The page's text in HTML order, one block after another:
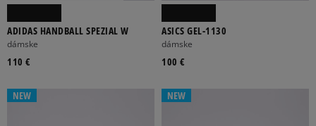
ADIDAS HANDBALL SPEZIAL W
dámske
110 €
ASICS GEL-1130
dámske
100 €
NEW NEW